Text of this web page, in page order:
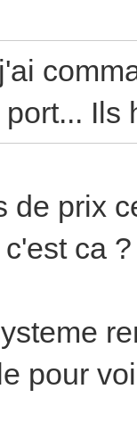
Ils
de prix
ca ?
pour